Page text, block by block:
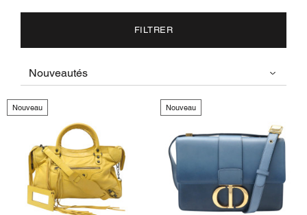
FILTRER
Nouveau Nouveau